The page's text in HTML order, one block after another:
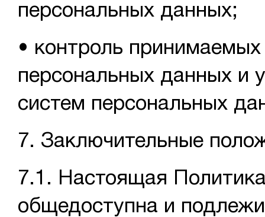
персональных данных;
• контроль
персональных данных и
систем персональных
7. Заключительные
7.1. Настоящая
общедоступна и